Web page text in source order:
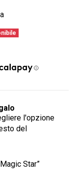
l'opzione
del
Star”